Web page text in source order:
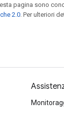
pagina sono
2.0 . Per ulteriori